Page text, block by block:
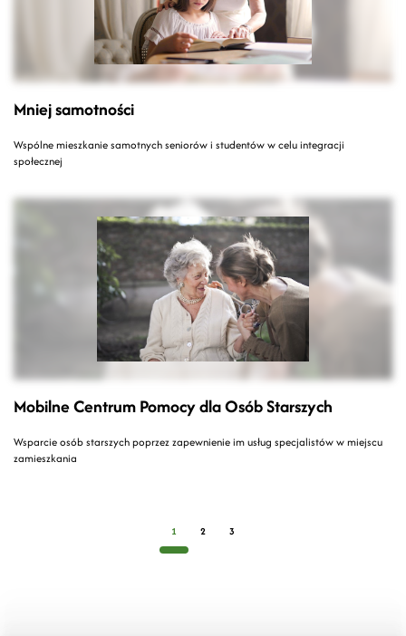
Mniej samotności
Wspólne mieszkanie samotnych seniorów i studentów w celu integracji
społecznej
Mobilne Centrum Pomocy dla Osób Starszych
Wsparcie osób starszych poprzez zapewnienie im usług specjalistów w miejscu
zamieszkania
1 2 3